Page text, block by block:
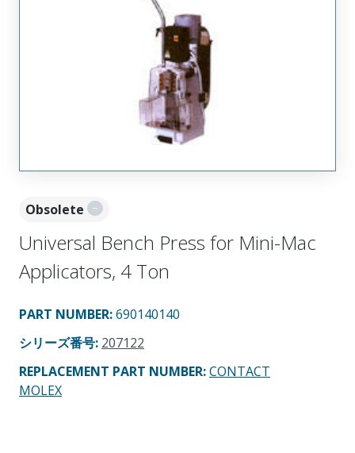
Obsolete
Universal Bench Press for Mini-Mac
Applicators, 4 Ton
PART NUMBER:690140140
シリーズ番号: 207122
REPLACEMENT PART NUMBER:CONTACT
MOLEX